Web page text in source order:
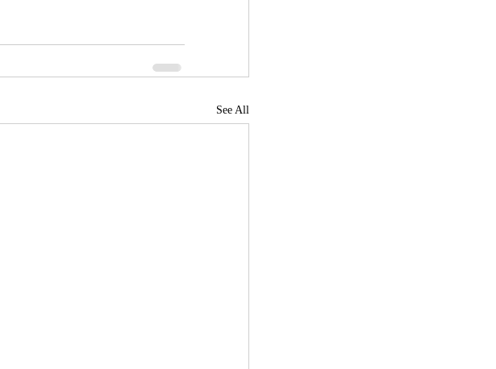
See All